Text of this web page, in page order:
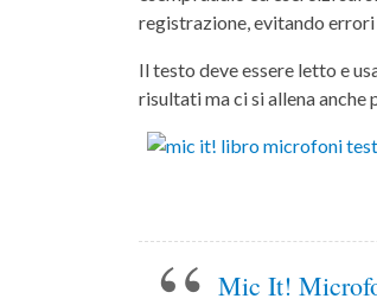
registrazione, evitando errori
Il testo deve essere letto e
risultati ma ci si allena
Mic It!